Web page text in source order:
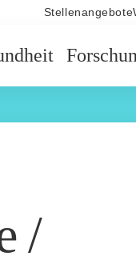
Stellenangebote
/